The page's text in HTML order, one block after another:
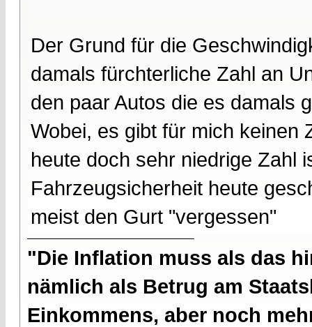
Der Grund für die
damals fürchterliche Zahl an
den paar Autos die es damals
Wobei, es gibt für mich keinen
heute doch sehr niedrige Zahl
Fahrzeugsicherheit heute
meist den Gurt "vergessen"
"Die Inflation muss als das
nämlich als Betrug am
Einkommens, aber noch